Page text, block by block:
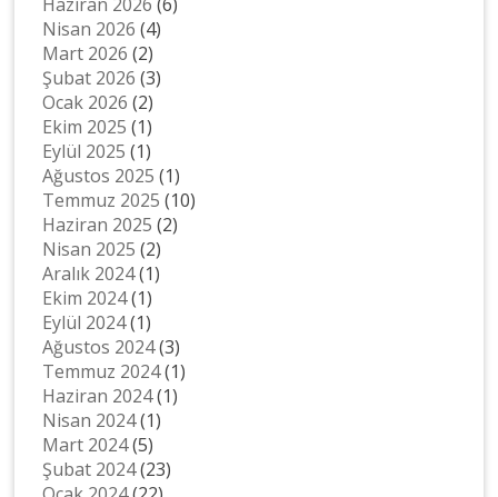
Nisan 2026 (4)
Mart 2026 (2)
Şubat 2026 (3)
Ocak 2026 (2)
Ekim 2025 (1)
Eylül 2025 (1)
Ağustos 2025 (1)
Temmuz 2025 (10)
Haziran 2025 (2)
Nisan 2025 (2)
Aralık 2024(1)
Ekim 2024(1)
Eylül 2024(1)
Ağustos 2024(3)
Temmuz 2024(1)
Haziran 2024(1)
Nisan 2024(1)
Mart 2024(5)
Şubat 2024(23)